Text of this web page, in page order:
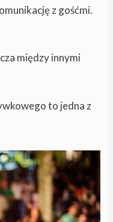
z gośćmi.
między innymi
to jedna z